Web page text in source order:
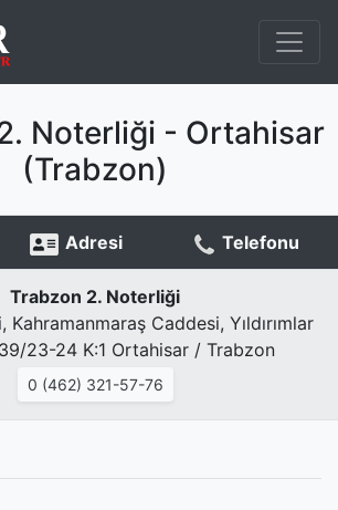
Noterliği - Ortahisar
(Trabzon)
Adresi Telefonu
Trabzon 2. Noterliği
Kahramanmaraş Caddesi, Yıldırımlar
23-24 K:1 Ortahisar / Trabzon
0 (462) 321-57-76